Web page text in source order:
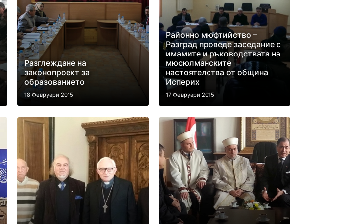
Разглеждане на
законопроект за
образованието
18 Февруари 2015
Районно мюфтийство –
Разград проведе заседание с
имамите и ръководствата на
мюсюлманските
настоятелства от община
Исперих
17 Февруари 2015